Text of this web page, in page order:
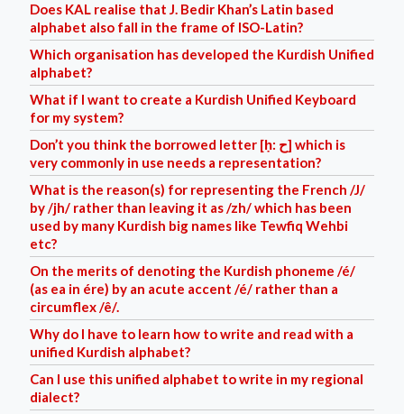
Does KAL realise that J. Bedir Khan’s Latin based
alphabet also fall in the frame of ISO-Latin?
Which organisation has developed the Kurdish Unified
alphabet?
What if I want to create a Kurdish Unified Keyboard
for my system?
Don’t you think the borrowed letter [ḥ: ح] which is
very commonly in use needs a representation?
What is the reason(s) for representing the French /J/
by /jh/ rather than leaving it as /zh/ which has been
used by many Kurdish big names like Tewfiq Wehbi
etc?
On the merits of denoting the Kurdish phoneme /é/
(as ea in ére) by an acute accent /é/ rather than a
circumflex /ê/.
Why do I have to learn how to write and read with a
unified Kurdish alphabet?
Can I use this unified alphabet to write in my regional
dialect?